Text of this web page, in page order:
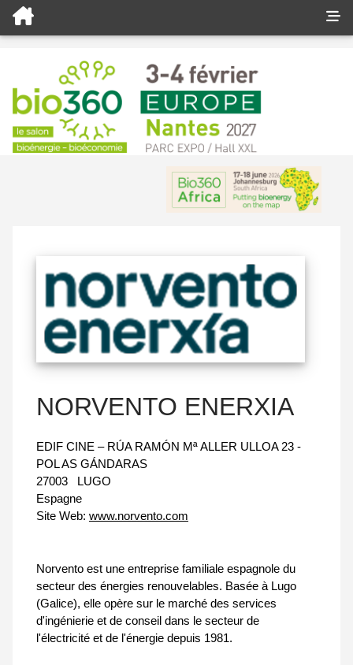
NORVENTO ENERXIA
EDIF CINE – RÚA RAMÓN Mª ALLER ULLOA 23 -
POL AS GÁNDARAS
27003
LUGO
Espagne
Site Web: www.norvento.com
Norvento est une entreprise familiale espagnole du
secteur des énergies renouvelables. Basée à Lugo
(Galice), elle opère sur le marché des services
d'ingénierie et de conseil dans le secteur de
l'électricité et de l'énergie depuis 1981.